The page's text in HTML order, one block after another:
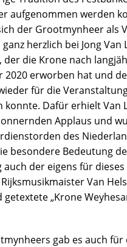
aufgenommen werden
der Grootmynheer als
herzlich bei Jong Van
der die Krone nach
2020 erworben hat und
für die
konnte. Dafür erhielt Van
Applaus und
des
besondere Bedeutung
auch der eigens für dieses
Van
„Krone
gab es auch für